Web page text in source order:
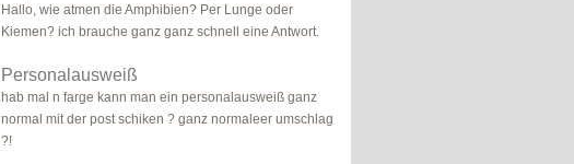
Hallo, wie atmen die Amphibien? Per Lunge oder
Kiemen? ich brauche ganz ganz schnell eine Antwort.
Personalausweiß
hab mal n farge kann man ein personalausweiß ganz
normal mit der post schiken ? ganz normaleer umschlag
?!